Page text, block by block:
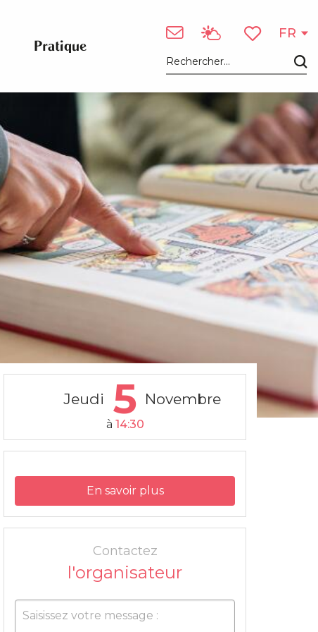
Recherche
FR
Pratique
Jeudi 5 Novembre
à 14:30
En savoir plus
Contactez
l'organisateur